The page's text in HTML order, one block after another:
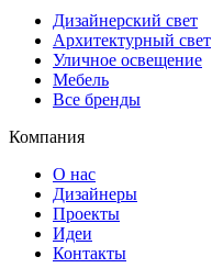
Дизайнерский свет
Архитектурный свет
Уличное освещение
Мебель
Все бренды
Компания
О нас
Дизайнеры
Проекты
Идеи
Контакты